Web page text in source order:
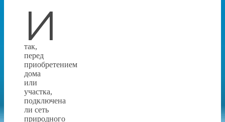
И
так,
перед
приобретением
дома
или
участка,
подключена
ли сеть
природного